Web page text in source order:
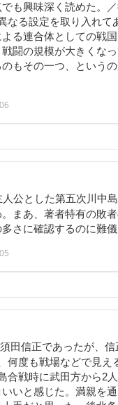
も興味深く読めた。
なる設定を取り入れて
る連合体としての戦
闘の規模が大きくな
もその一つ、という
とした第五次川中
まあ、著者特有の敗
さに確認するのに難儀
田信正であったが、
何度も戦場などで見え
合戦時に武田方から2
いと感じた。満親を